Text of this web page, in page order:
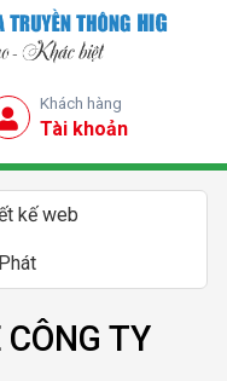
Khách hàng
Tài khoản
kế web
TY